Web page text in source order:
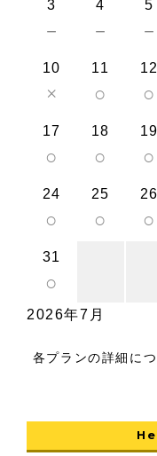
3
－
4
－
5
－
10
×
11
○
12
○
17
○
18
○
19
○
24
○
25
○
26
○
31
○
2026年7月
各プランの詳細に